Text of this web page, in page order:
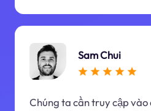
Sam Chui
Chúng ta cần truy cập vào